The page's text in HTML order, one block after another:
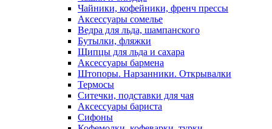
Чайники, кофейники, френч прессы
Аксессуары сомелье
Ведра для льда, шампанского
Бутылки, фляжки
Щипцы для льда и сахара
Аксессуары бармена
Штопоры. Нарзанники. Открывалки
Термосы
Ситечки, подставки для чая
Аксессуары бариста
Сифоны